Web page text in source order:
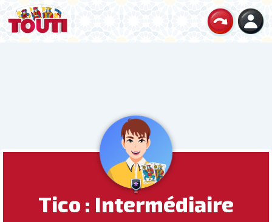
Tico : Intermédiaire